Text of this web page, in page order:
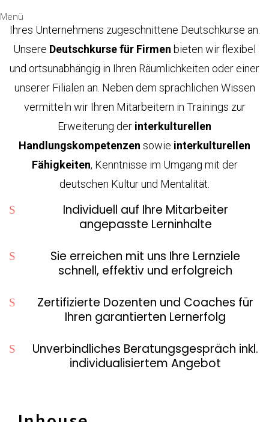
MenüWir bieten individuell auf die Ziele und Bedürfnisse
Ihres Unternehmens zugeschnittene Deutschkurse an.
Unsere Deutschkurse für Firmen bieten wir flexibel
und ortsunabhängig in Ihren Räumlichkeiten oder einer
unserer Filialen an. Neben dem sprachlichen Wissen
vermitteln wir Ihren Mitarbeitern in Trainings zur
Erweiterung der interkulturellen
Handlungskompetenzen sowie interkulturellen
Fähigkeiten, Kenntnisse im Umgang mit der
deutschen Kultur und Mentalität.
Individuell auf Ihre Mitarbeiter
angepasste Lerninhalte
Sie erreichen mit uns Ihre Lernziele
schnell, effektiv und erfolgreich
Zertifizierte Dozenten und Coaches für
Ihren garantierten Lernerfolg
Unverbindliches Beratungsgespräch inkl.
individualisiertem Angebot